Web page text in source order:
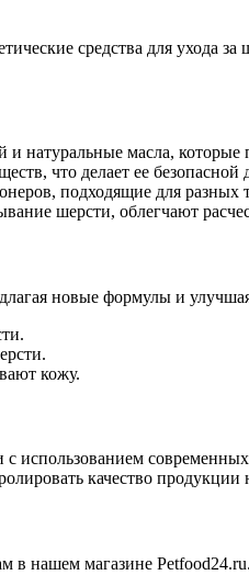
средства для ухода
и натуральные масла,
что делает ее
подходящие для
шерсти, облегчают
новые формулы и
кожу.
использованием
качество продукции
магазине